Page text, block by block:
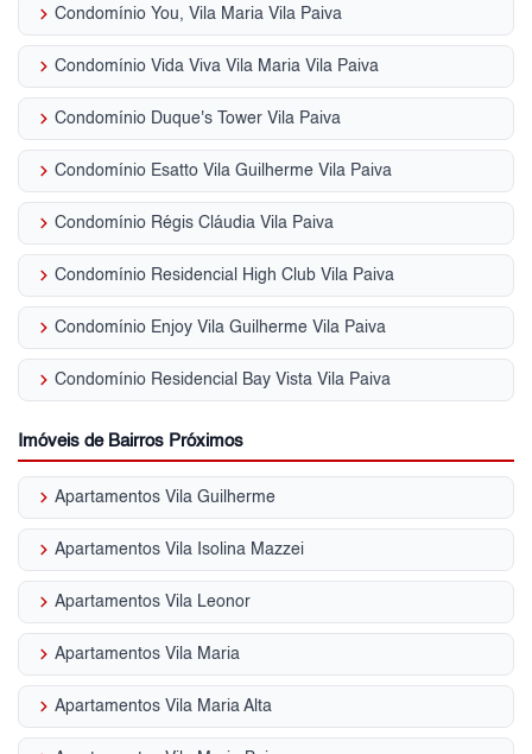
keyboard_arrow_right Condomínio You, Vila Maria Vila Paiva
keyboard_arrow_right Condomínio Vida Viva Vila Maria Vila Paiva
keyboard_arrow_right Condomínio Duque's Tower Vila Paiva
keyboard_arrow_right Condomínio Esatto Vila Guilherme Vila Paiva
keyboard_arrow_right Condomínio Régis Cláudia Vila Paiva
keyboard_arrow_right Condomínio Residencial High Club Vila Paiva
keyboard_arrow_right Condomínio Enjoy Vila Guilherme Vila Paiva
keyboard_arrow_right Condomínio Residencial Bay Vista Vila Paiva
Imóveis de Bairros Próximos
keyboard_arrow_right Apartamentos Vila Guilherme
keyboard_arrow_right Apartamentos Vila Isolina Mazzei
keyboard_arrow_right Apartamentos Vila Leonor
keyboard_arrow_right Apartamentos Vila Maria
keyboard_arrow_right Apartamentos Vila Maria Alta